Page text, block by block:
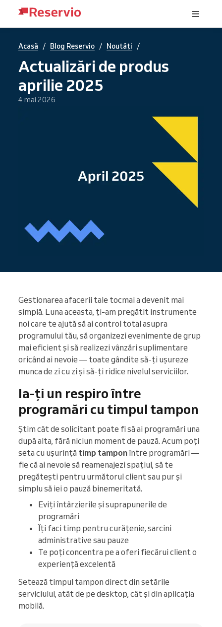
Acasă / Blog Reservio / Noutăți /
Actualizări de produs
aprilie 2025
4 mai 2026
Gestionarea afacerii tale tocmai a devenit mai
simplă. Luna aceasta, ți-am pregătit instrumente
noi care te ajută să ai control total asupra
programului tău, să organizezi evenimente de grup
mai eficient și să realizezi vânzări suplimentare
oricând ai nevoie — toate gândite să-ți ușureze
munca de zi cu zi și să-ți ridice nivelul serviciilor.
Ia-ți un respiro între
programări cu timpul tampon
Știm cât de solicitant poate fi să ai programări una
după alta, fără niciun moment de pauză. Acum poți
seta cu ușurință timp tamponîntre programări —
fie că ai nevoie să reamenajezi spațiul, să te
pregătești pentru următorul client sau pur și
simplu să iei o pauză binemeritată.
Eviți întârzierile și suprapunerile de
programări
Îți faci timp pentru curățenie, sarcini
administrative sau pauze
Te poți concentra pe a oferi fiecărui client o
experiență excelentă
Setează timpul tampon direct din setările
serviciului, atât de pe desktop, cât și din aplicația
mobilă.